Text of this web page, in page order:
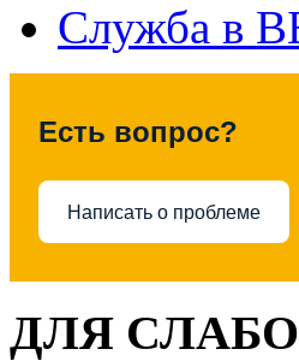
Служба в
Есть вопрос?
Написать о проблеме
ДЛЯ